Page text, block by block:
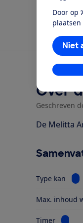
Door op
plaatsen
Niet
Over
Geschreven
De Melitta
Type kan
Max. inhoud
Timer Bekijk